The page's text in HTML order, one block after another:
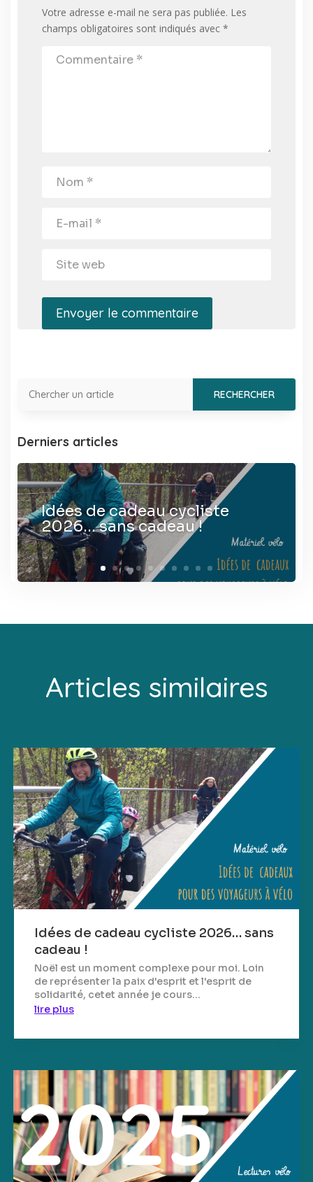
Votre adresse e-mail ne sera pas publiée. Les
champs obligatoires sont indiqués avec *
Envoyer le commentaire
Derniers articles
Idées de cadeau cycliste
2026… sans cadeau !
Articles similaires
Idées de cadeau cycliste 2026… sans
cadeau !
Noël est un moment complexe pour moi. Loin
de représenter la paix d'esprit et l'esprit de
solidarité, cetet année je cours...
lire plus